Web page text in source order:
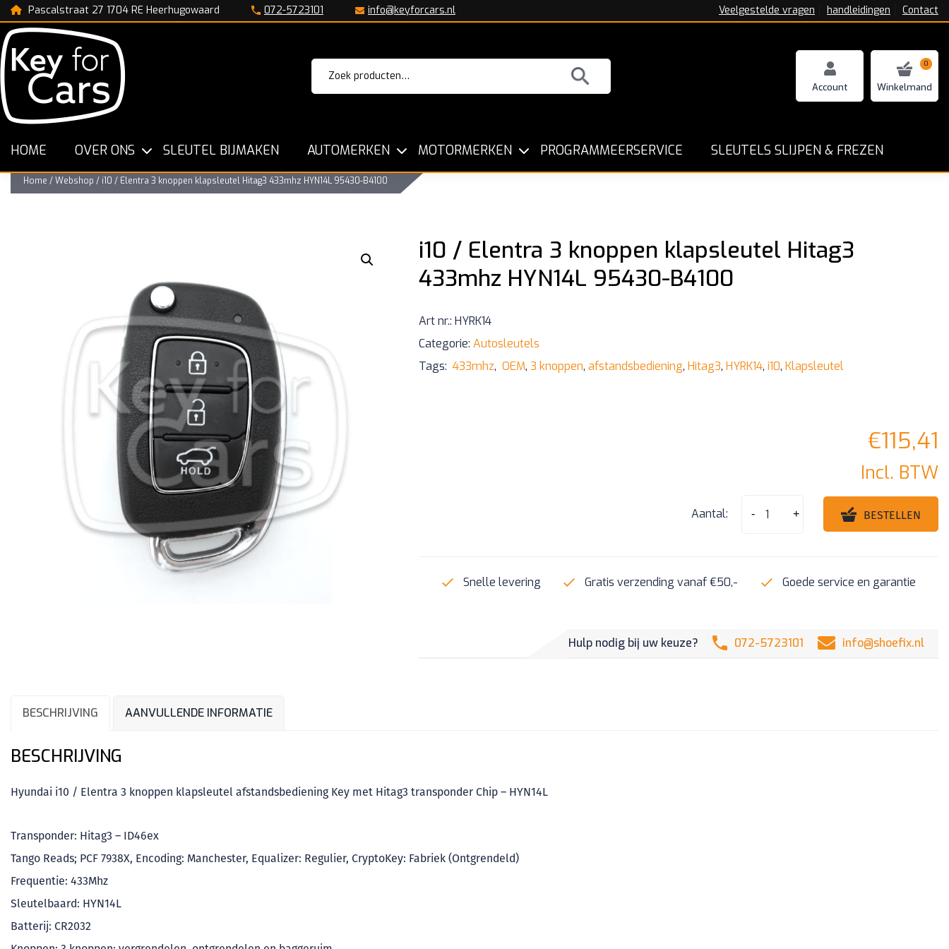
Pascalstraat 27 1704 RE Heerhugowaard 072-5723101 info@keyforcars.nl Veelgestelde vragen handleidingen Contact
Zoeken
naar:
0
HOME OVER ONS SLEUTEL BIJMAKEN AUTOMERKEN MOTORMERKEN PROGRAMMEERSERVICE SLEUTELS SLIJPEN & FREZEN
De Specialist in Nederland Snelle Werkwijze Sleutels voor alle Automerken Kopiëren - Repareren en Programmeren Goede service en
Home /Webshop / i10 / Elentra 3 knoppen klapsleutel Hitag3 433mhz HYN14L 95430-B4100
i10 / Elentra 3 knoppen klapsleutel Hitag3
433mhz HYN14L 95430-B4100
Art nr.:HYRK14
Categorie:Autosleutels
Tags: 433mhz, OEM,3 knoppen,afstandsbediening,Hitag3,HYRK14,i10,Klapsleutel
€115,41
Incl. BTW
Aantal: -
Hitag3
+ BESTELLEN
Snelle levering Gratis verzending vanaf €50,- Goede service en garantie
Hulp nodig bij uw keuze? 072-5723101 info@shoefix.nl
BESCHRIJVING AANVULLENDE INFORMATIE
BESCHRIJVING
Hyundai i10 / Elentra 3 knoppen klapsleutel afstandsbediening Key met Hitag3 transponder Chip – HYN14L
Transponder: Hitag3 – ID46ex
Tango Reads; PCF 7938X, Encoding: Manchester, Equalizer: Regulier, CryptoKey: Fabriek (Ontgrendeld)
Frequentie: 433Mhz
Sleutelbaard: HYN14L
Batterij: CR2032